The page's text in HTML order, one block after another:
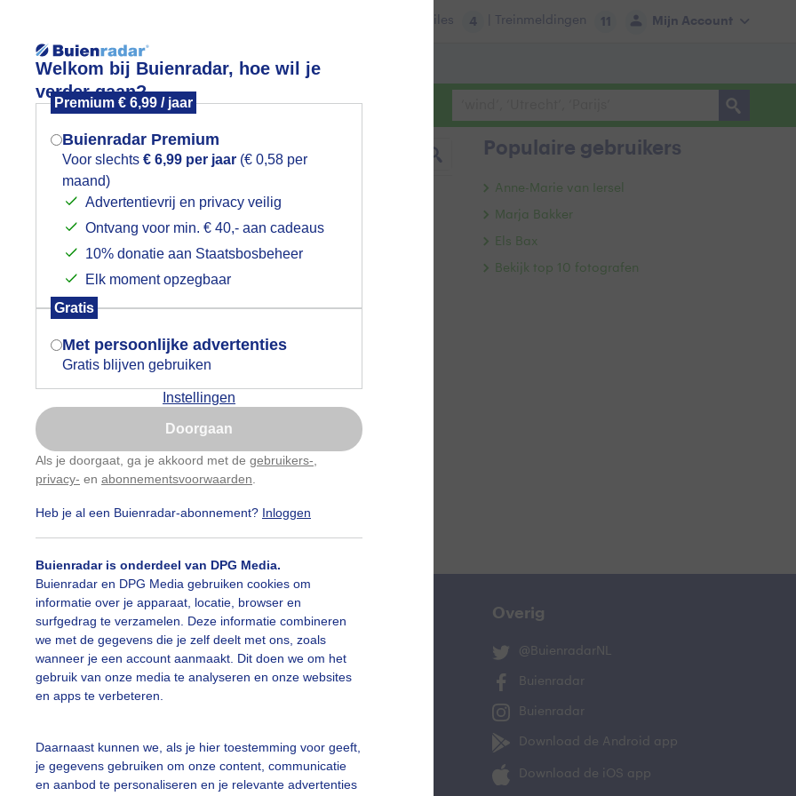
Welkom bij Buienradar, hoe wil je
verder gaan?
Premium € 6,99 / jaar
Buienradar Premium
Voor slechts € 6,99 per jaar (€ 0,58 per
maand)
Advertentievrij en privacy veilig
Ontvang voor min. € 40,- aan cadeaus
10% donatie aan Staatsbosbeheer
Elk moment opzegbaar
Gratis
Met persoonlijke advertenties
Gratis blijven gebruiken
Instellingen
Doorgaan
Als je doorgaat, ga je akkoord met de gebruikers-
privacy- en abonnementsvoorwaarden
Heb je al een Buienradar-abonnement? Inloggen
Buienradar is onderdeel van DPG Media.
Buienradar en DPG Media gebruiken cookies om
informatie over je apparaat, locatie, browser en
surfgedrag te verzamelen. Deze informatie combineren
we met de gegevens die je zelf deelt met ons, zoals
wanneer je een account aanmaakt. Dit doen we om het
gebruik van onze media te analyseren en onze websites
en apps te verbeteren.
Daarnaast kunnen we, als je hier toestemming voor geeft,
je gegevens gebruiken om onze content, communicatie
en aanbod te personaliseren en je relevante advertenties
Mijn Account
Files 4 | Treinmeldingen 11
Lees meer.
Foto en video Weerzine
Zoeken in foto & video:
slideshow
#bewolking #blauwelucht
#boten #camping #coderoze #donkerewolken
#maan #mensen #mist
#opklaringen
#regenwolken #schilders #sluierbewolking
#terras #verkoeling #vlaggetjesboot
Populaire gebruikers
Anne-Marie van Iersel
Marja Bakker
Els Bax
Bekijk top 10 fotografen
vragen
Mijn weer
De Bilt
Overig
@BuienradarNL
Buienradar
Buienradar
Download de Android app
Download de iOS app
Mogen we je locatie gebruiken voor
het weer?
Indien je hier nog geen akkoord op hebt
gegeven, verschijnt er zo een pop-up uit
je browser waarin deze toestemming
gevraagd wordt.
Is goed, toon de popup
Nu niet, misschien later
Gebruik je Safari en wil je niet elke dag deze pop-up
Klikhierom dit aan te passen